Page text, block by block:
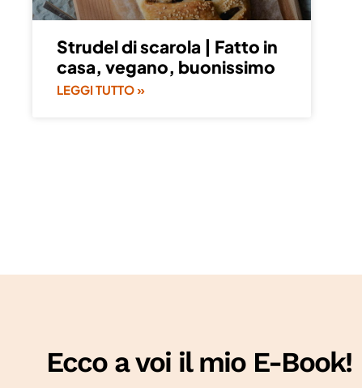
Strudel di scarola | Fatto in
casa, vegano, buonissimo
LEGGI TUTTO »
Ecco a voi il mio E-Book!